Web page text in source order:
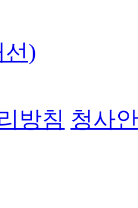
선)
방침 청사